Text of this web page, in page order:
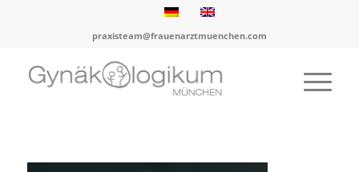
praxisteam@frauenarztmuenchen.com